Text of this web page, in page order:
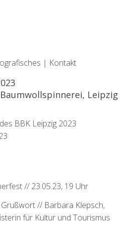
| Kontakt
Baumwollspinnerei, Leipzig
BBK Leipzig 2023
// 23.05.23, 19 Uhr
// Barbara Klepsch,
für Kultur und Tourismus